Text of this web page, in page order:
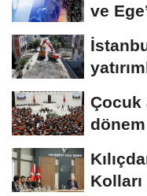
ve
Çocuk
dönem